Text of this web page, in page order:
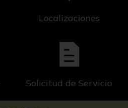
Localizaciones
Solicitud de Servicio